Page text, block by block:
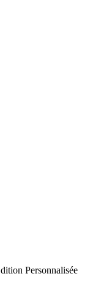
Personnalisée